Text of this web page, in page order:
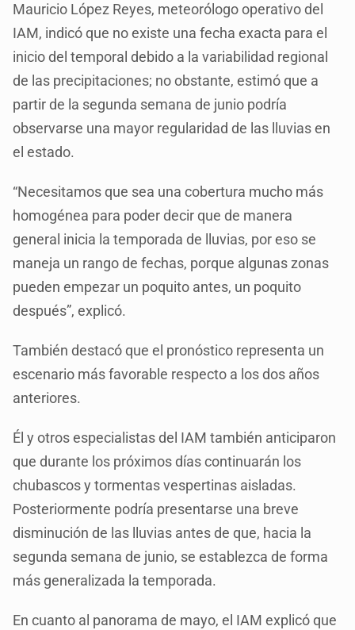
Mauricio López Reyes, meteorólogo operativo del
IAM, indicó que no existe una fecha exacta para el
inicio del temporal debido a la variabilidad regional
de las precipitaciones; no obstante, estimó que a
partir de la segunda semana de junio podría
observarse una mayor regularidad de las lluvias en
el estado.
“Necesitamos que sea una cobertura mucho más
homogénea para poder decir que de manera
general inicia la temporada de lluvias, por eso se
maneja un rango de fechas, porque algunas zonas
pueden empezar un poquito antes, un poquito
después”, explicó.
También destacó que el pronóstico representa un
escenario más favorable respecto a los dos años
anteriores.
Él y otros especialistas del IAM también anticiparon
que durante los próximos días continuarán los
chubascos y tormentas vespertinas aisladas.
Posteriormente podría presentarse una breve
disminución de las lluvias antes de que, hacia la
segunda semana de junio, se establezca de forma
más generalizada la temporada.
En cuanto al panorama de mayo, el IAM explicó que